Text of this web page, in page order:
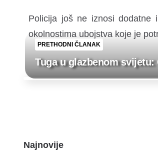
Policija još ne iznosi dodatne
okolnostima ubojstva koje je
Post
PRETHODNI ČLANAK
Tuga u glazbenom
Najnovije